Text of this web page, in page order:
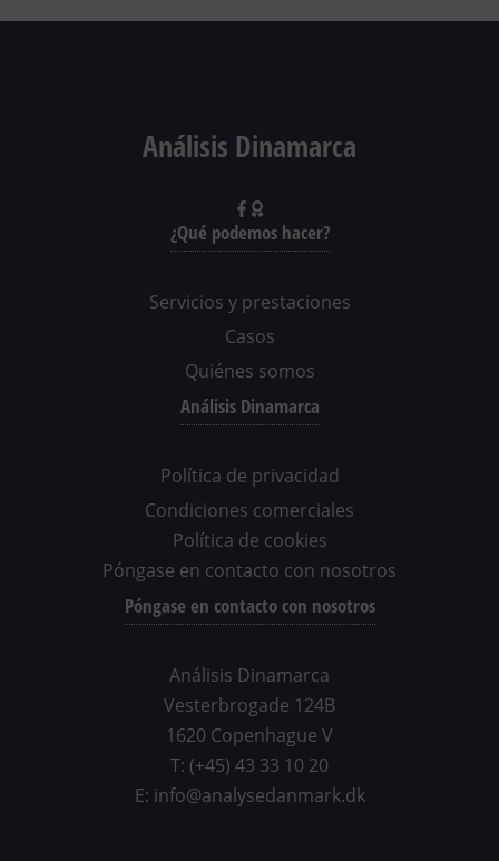
Análisis Dinamarca
¿Qué podemos hacer?
Servicios y prestaciones
Casos
Quiénes somos
Análisis Dinamarca
Política de privacidad
Condiciones comerciales
Política de cookies
Póngase en contacto con nosotros
Póngase en contacto con nosotros
Análisis Dinamarca
Vesterbrogade 124B
1620 Copenhague V
T: (+45) 43 33 10 20
E: info@analysedanmark.dk